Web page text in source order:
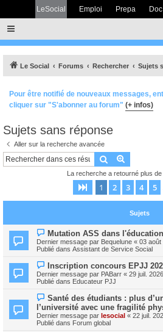
LeSocial Emploi Prepa Doc
Le Social Forums Rechercher Sujets
Pour être notifié de nouveaux messages,
cliquer sur "S'abonner au forum" (+ infos)
Sujets sans réponse
Aller sur la recherche avancée
Rechercher
La recherche a retourné plus
Page 1sur40
1 2 3 4 5
Sujets
N
o
u
v
a
u
m
s
s
a
g
e
Mutation ASS dans
Dernier message par Bequelune « 03 août
Publié dans Assistant de Service Social
N
o
u
v
a
u
m
e
Inscription concours EPJJ
Dernier message par PABarr « 29 juil.
Publié dans Educateur PJJ
N
o
u
v
e
Santé des étudiants : plus
l’université avec une fragilité
Dernier message par lesocial « 22 juil.
Publié dans Forum global